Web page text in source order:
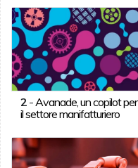
2- Avanade, un copilot per
il settore manifatturiero